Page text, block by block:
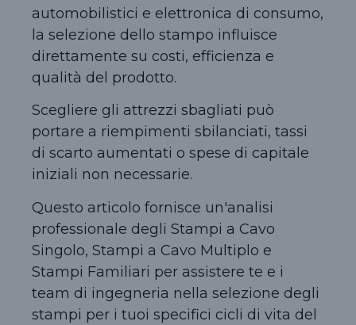
automobilistici e elettronica di consumo,
la selezione dello stampo influisce
direttamente su costi, efficienza e
qualità del prodotto.
Scegliere gli attrezzi sbagliati può
portare a riempimenti sbilanciati, tassi
di scarto aumentati o spese di capitale
iniziali non necessarie.
Questo articolo fornisce un'analisi
professionale degli Stampi a Cavo
Singolo, Stampi a Cavo Multiplo e
Stampi Familiari per assistere te e i
team di ingegneria nella selezione degli
stampi per i tuoi specifici cicli di vita del